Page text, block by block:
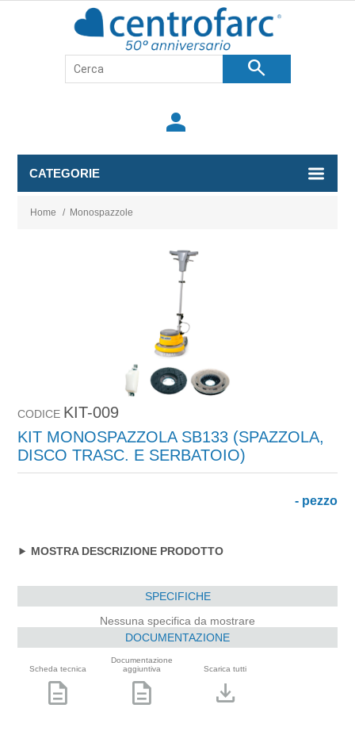
search
person
CATEGORIE
Home / Monospazzole
CODICE KIT-009
KIT MONOSPAZZOLA SB133 (SPAZZOLA,
DISCO TRASC. E SERBATOIO)
- pezzo
MOSTRA DESCRIZIONE PRODOTTO
SPECIFICHE
Nessuna specifica da mostrare
DOCUMENTAZIONE
Scheda tecnica
description
Documentazione
aggiuntiva
description
Scarica tutti
download